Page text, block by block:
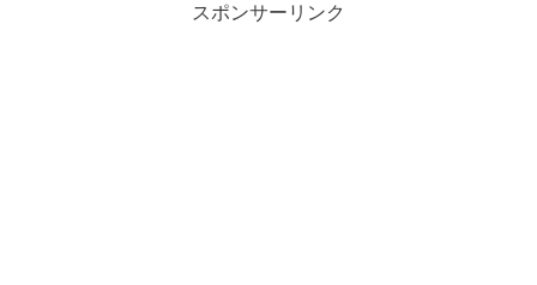
スポンサーリンク